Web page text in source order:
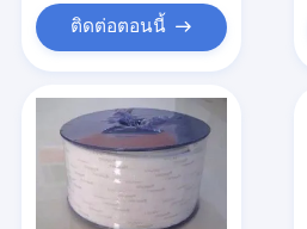
ข้อต่อยูรีเทน
PTFE ปะเก็นเทป
ผ้าไฟเบอร์กลาสเคลือบ PTFE
ตาข่าย PTFE
ติดต่อตอนนี้